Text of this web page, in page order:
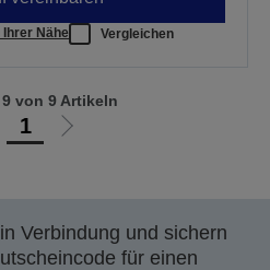
Nähe Vergleichen
1
Zur
von 9 Artikeln
Verbindung und sichern
für einen